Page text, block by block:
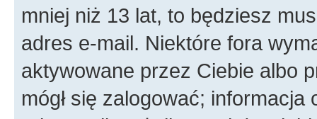
mniej niż 13 lat, to będziesz
adres e-mail. Niektóre fora
aktywowane przez Ciebie albo
mógł się zalogować;